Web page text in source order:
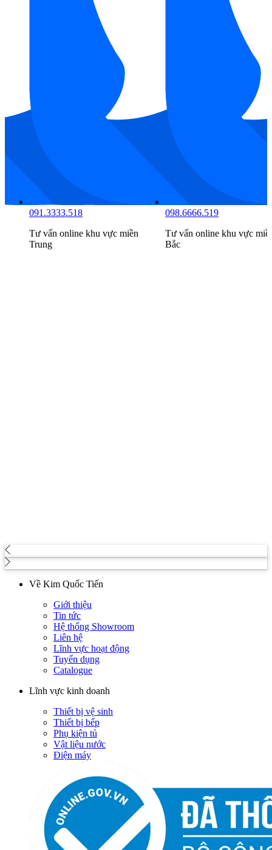
097.6666.516
Tư vấn online khu vực miền
Nam
091.3333.518
Tư vấn online khu vực
Trung
Về Kim Quốc Tiến
Giới thiệu
Tin tức
Hệ thống Showroom
Liên hệ
Lĩnh vực hoạt động
Tuyển dụng
Catalogue
Lĩnh vực kinh doanh
Thiết bị vệ sinh
Thiết bị bếp
Phụ kiện tủ
Vật liệu nước
Điện máy